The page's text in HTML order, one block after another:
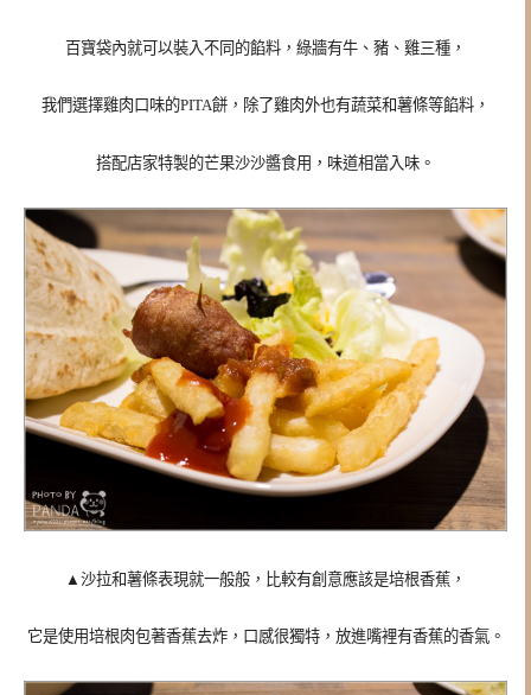
百寶袋內就可以裝入不同的餡料，綠牆有牛、豬、雞三種，
我們選擇雞肉口味的PITA餅，除了雞肉外也有蔬菜和薯條等餡料，
搭配店家特製的芒果沙沙醬食用，味道相當入味。
▲沙拉和薯條表現就一般般，比較有創意應該是培根香蕉，
它是使用培根肉包著香蕉去炸，口感很獨特，放進嘴裡有香蕉的香氣。